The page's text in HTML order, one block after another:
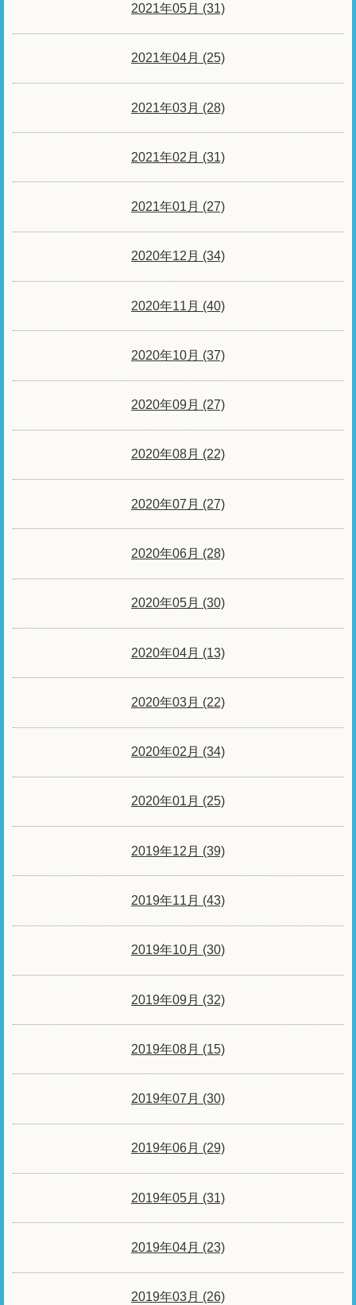
2021年05月 (31)
2021年04月 (25)
2021年03月 (28)
2021年02月 (31)
2021年01月 (27)
2020年12月 (34)
2020年11月 (40)
2020年10月 (37)
2020年09月 (27)
2020年08月 (22)
2020年07月 (27)
2020年06月 (28)
2020年05月 (30)
2020年04月 (13)
2020年03月 (22)
2020年02月 (34)
2020年01月 (25)
2019年12月 (39)
2019年11月 (43)
2019年10月 (30)
2019年09月 (32)
2019年08月 (15)
2019年07月 (30)
2019年06月 (29)
2019年05月 (31)
2019年04月 (23)
2019年03月 (26)